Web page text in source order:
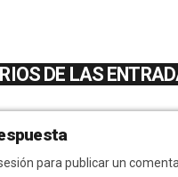
DE LAS
para publicar un